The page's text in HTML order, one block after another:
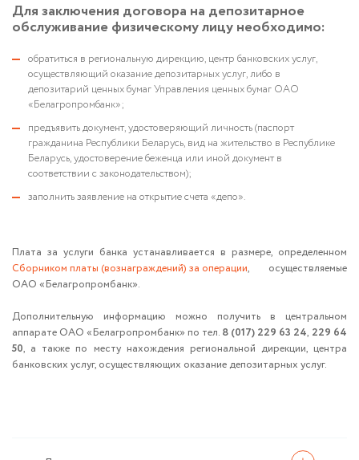
Для заключения договора на депозитарное
обслуживание физическому лицу необходимо:
обратиться в региональную дирекцию, центр банковских услуг,
осуществляющий оказание депозитарных услуг, либо в
депозитарий ценных бумаг Управления ценных бумаг ОАО
«Белагропромбанк»;
предъявить документ, удостоверяющий личность (паспорт
гражданина Республики Беларусь, вид на жительство в Республике
Беларусь, удостоверение беженца или иной документ в
соответствии с законодательством);
заполнить заявление на открытие счета «депо».
Плата за услуги банка устанавливается в размере, определенном
Сборником платы (вознаграждений) за операции, осуществляемые
ОАО «Белагропромбанк».
Дополнительную информацию можно получить в центральном
аппарате ОАО «Белагропромбанк» по тел. 8 (017) 229 63 24, 229 64
50, а также по месту нахождения региональной дирекции, центра
банковских услуг, осуществляющих оказание депозитарных услуг.